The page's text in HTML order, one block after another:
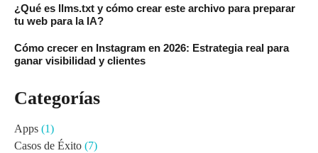
¿Qué es llms.txt y cómo crear este archivo para preparar
tu web para la IA?
Cómo crecer en Instagram en 2026: Estrategia real para
ganar visibilidad y clientes
Categorías
Apps (1)
Casos de Éxito (7)